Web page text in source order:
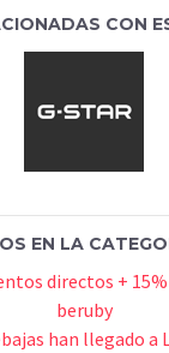
CON
EN LA
directos +
beruby
han llegado a